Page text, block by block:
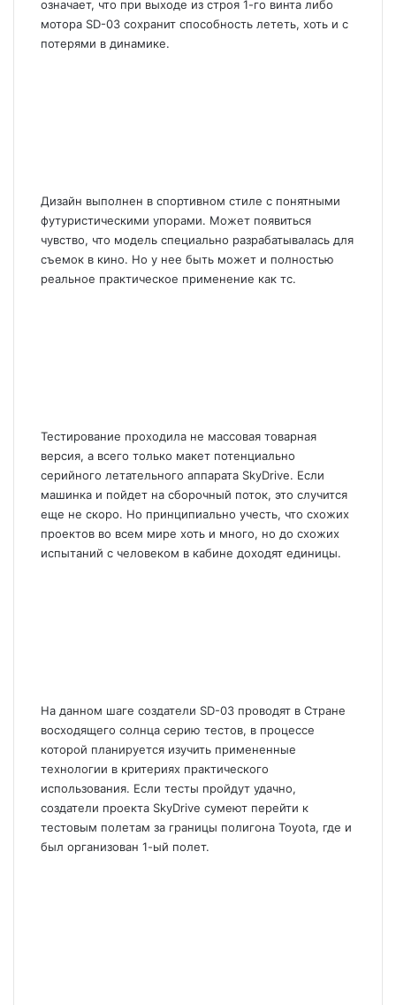
означает, что при выходе из строя 1-го винта либо
мотора SD-03 сохранит способность лететь, хоть и с
потерями в динамике.
Дизайн выполнен в спортивном стиле с понятными
футуристическими упорами. Может появиться
чувство, что модель специально разрабатывалась для
съемок в кино. Но у нее быть может и полностью
реальное практическое применение как тс.
Тестирование проходила не массовая товарная
версия, а всего только макет потенциально
серийного летательного аппарата SkyDrive. Если
машинка и пойдет на сборочный поток, это случится
еще не скоро. Но принципиально учесть, что схожих
проектов во всем мире хоть и много, но до схожих
испытаний с человеком в кабине доходят единицы.
На данном шаге создатели SD-03 проводят в Стране
восходящего солнца серию тестов, в процессе
которой планируется изучить примененные
технологии в критериях практического
использования. Если тесты пройдут удачно,
создатели проекта SkyDrive сумеют перейти к
тестовым полетам за границы полигона Toyota, где и
был организован 1-ый полет.